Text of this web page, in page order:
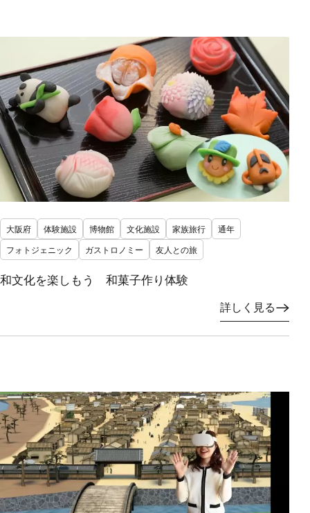
大阪府 体験施設 博物館 文化施設 家族旅行
通年
フォトジェニック
ガストロノミー 友人との旅
和文化を楽しもう 和菓子作り体験
詳しく見る